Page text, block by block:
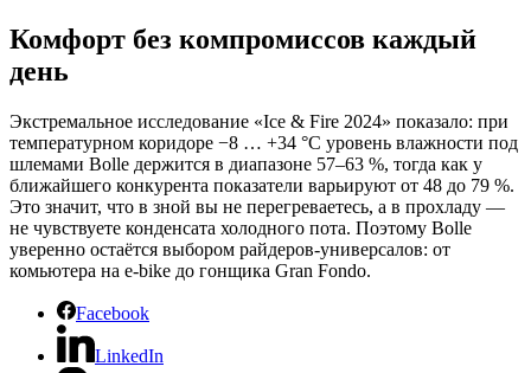
Комфорт без компромиссов каждый
день
Экстремальное исследование «Ice & Fire 2024» показало: при
температурном коридоре −8 … +34 °C уровень влажности под
шлемами Bolle держится в диапазоне 57–63 %, тогда как у
ближайшего конкурента показатели варьируют от 48 до 79 %.
Это значит, что в зной вы не перегреваетесь, а в прохладу —
не чувствуете конденсата холодного пота. Поэтому Bolle
уверенно остаётся выбором райдеров-универсалов: от
комьютера на e-bike до гонщика Gran Fondo.
Facebook
LinkedIn